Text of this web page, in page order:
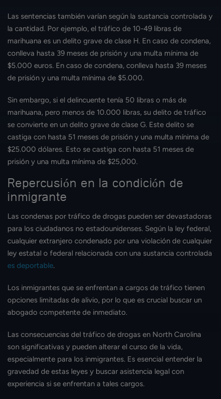
Las sentencias también varían según la sustancia controlada y
la cantidad. Por ejemplo, el tráfico de 10-49 libras de
marihuana es un delito grave de clase H. En caso de condena,
conlleva hasta 39 meses de prisión y una multa mínima de
$5.000 euros. En caso de condena, conlleva hasta 39 meses
de prisión y una multa mínima de $5.000.
Sin embargo, si el delincuente tenía 50 libras o más de
marihuana, pero menos de 10.000 libras, su delito de tráfico
se convierte en un delito grave de clase G. Este delito se
castiga con hasta 51 meses de prisión y una multa mínima de
$25.000 dólares. Esto se castiga con hasta 51 meses de
prisión y una multa mínima de $25,000.
Repercusión en la condición de
inmigrante
Las condenas por tráfico de drogas pueden ser devastadoras
para los ciudadanos no estadounidenses. Según la ley federal,
cualquier extranjero condenado por una violación de cualquier
ley estatal o federal relacionada con una sustancia controlada
es deportable.
Los inmigrantes que se enfrentan a cargos de tráfico tienen
opciones limitadas de alivio, por lo que es crucial buscar un
abogado competente de inmediato.
Las consecuencias del tráfico de drogas en North Carolina
son significativas y pueden alterar el curso de la vida,
especialmente para los inmigrantes. Es esencial entender la
gravedad de estas leyes y buscar asistencia legal con
experiencia si se enfrentan a tales cargos.